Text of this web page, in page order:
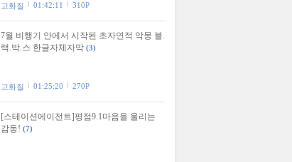
고화질 01:42:11 310P
7월 비행기 안에서 시작된 초자연적 악몽 블.
랙.박.스 한글자체자막 (3)
고화질 01:25:20 270P
[스테이션에이전트]평점9.1마음을 울리는
감동! (7)